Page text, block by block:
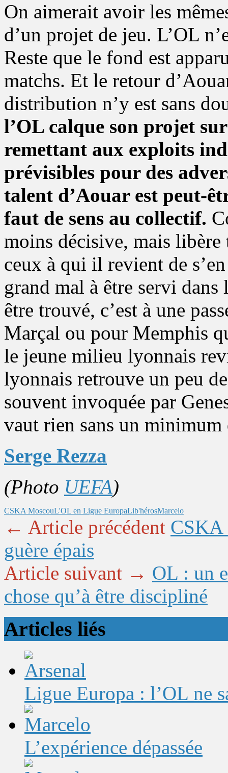
On aimerait avoir les
d’un projet de jeu. L’OL
Reste que le fond est
matchs. Et le retour
distribution n’y est sans
l’OL calque son projet
remettant aux exploits
prévisibles pour des
talent d’Aouar est peut-
faut de sens au collectif.
moins décisive, mais
ceux à qui il revient de
grand mal à être servi
être trouvé, c’est à une
Marçal ou pour Memphis
le jeune milieu lyonnais
lyonnais retrouve un peu
souvent invoquée par
vaut rien sans un minimum
Serge Rezza
(Photo UEFA)
CSKA MoscouL'OL en Ligue EuropaLib'hérosMarcelo
← Article précédent CSKA
guère épais
Article suivant → OL : un
chose qu’à être discipliné
Articles liés
Ligue Europa : l’OL ne
L’expérience dépassée